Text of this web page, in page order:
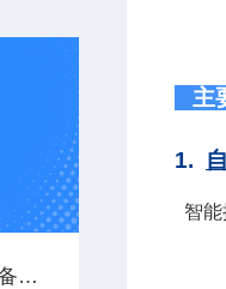
台式扫描电子显微镜样品制备技术探讨
1.
智